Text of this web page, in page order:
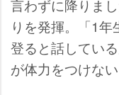
言わずに降りま
りを発揮。「1
登ると話してい
が体力をつけな